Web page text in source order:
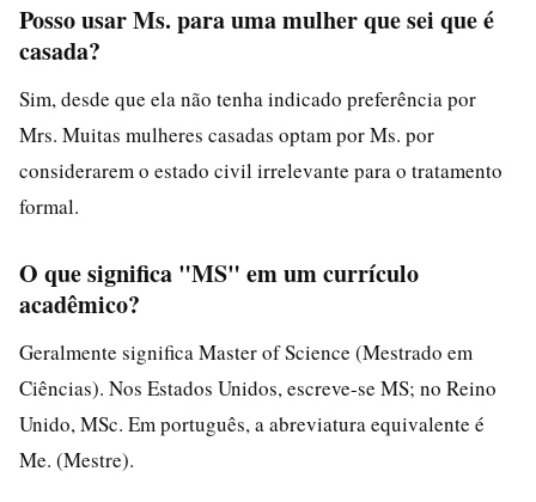
Posso usar Ms. para uma mulher que sei que é
casada?
Sim, desde que ela não tenha indicado preferência por
Mrs. Muitas mulheres casadas optam por Ms. por
considerarem o estado civil irrelevante para o tratamento
formal.
O que significa "MS" em um currículo
acadêmico?
Geralmente significa Master of Science (Mestrado em
Ciências). Nos Estados Unidos, escreve-se MS; no Reino
Unido, MSc. Em português, a abreviatura equivalente é
Me. (Mestre).